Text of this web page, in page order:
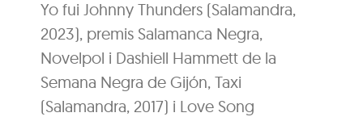
Yo fui Johnny Thunders (Salamandra,
2023), premis Salamanca Negra,
Novelpol i Dashiell Hammett de la
Semana Negra de Gijón, Taxi
(Salamandra, 2017) i Love Song